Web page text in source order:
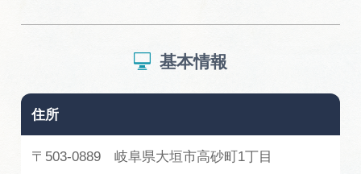
基本情報
住所
〒503-0889 岐阜県大垣市高砂町1丁目